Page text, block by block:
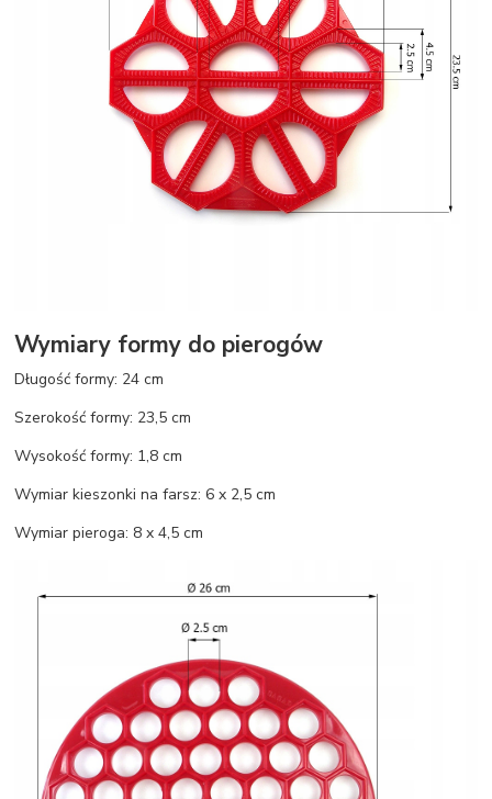
Wymiary formy do pierogów
Długość formy: 24 cm
Szerokość formy: 23,5 cm
Wysokość formy: 1,8 cm
Wymiar kieszonki na farsz: 6 x 2,5 cm
Wymiar pieroga: 8 x 4,5 cm